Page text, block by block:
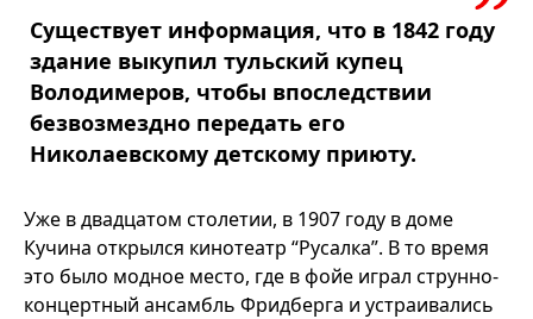
Существует информация, что в 1842 году
здание выкупил тульский купец
Володимеров, чтобы впоследствии
безвозмездно передать его
Николаевскому детскому приюту.
Уже в двадцатом столетии, в 1907 году в доме
Кучина открылся кинотеатр “Русалка”. В то время
это было модное место, где в фойе играл струнно-
концертный ансамбль Фридберга и устраивались